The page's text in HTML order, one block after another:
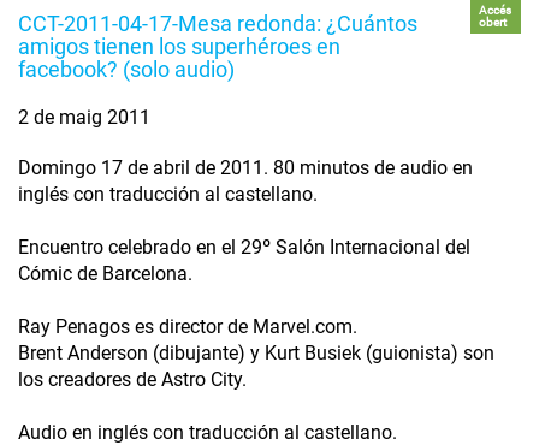
CCT-2011-04-17-Mesa redonda: ¿Cuántos
amigos tienen los superhéroes en
facebook? (solo audio)
Accés
obert
2 de maig 2011
Domingo 17 de abril de 2011. 80 minutos de audio en
inglés con traducción al castellano.
Encuentro celebrado en el 29º Salón Internacional del
Cómic de Barcelona.
Ray Penagos es director de Marvel.com.
Brent Anderson (dibujante) y Kurt Busiek (guionista) son
los creadores de Astro City.
Audio en inglés con traducción al castellano.